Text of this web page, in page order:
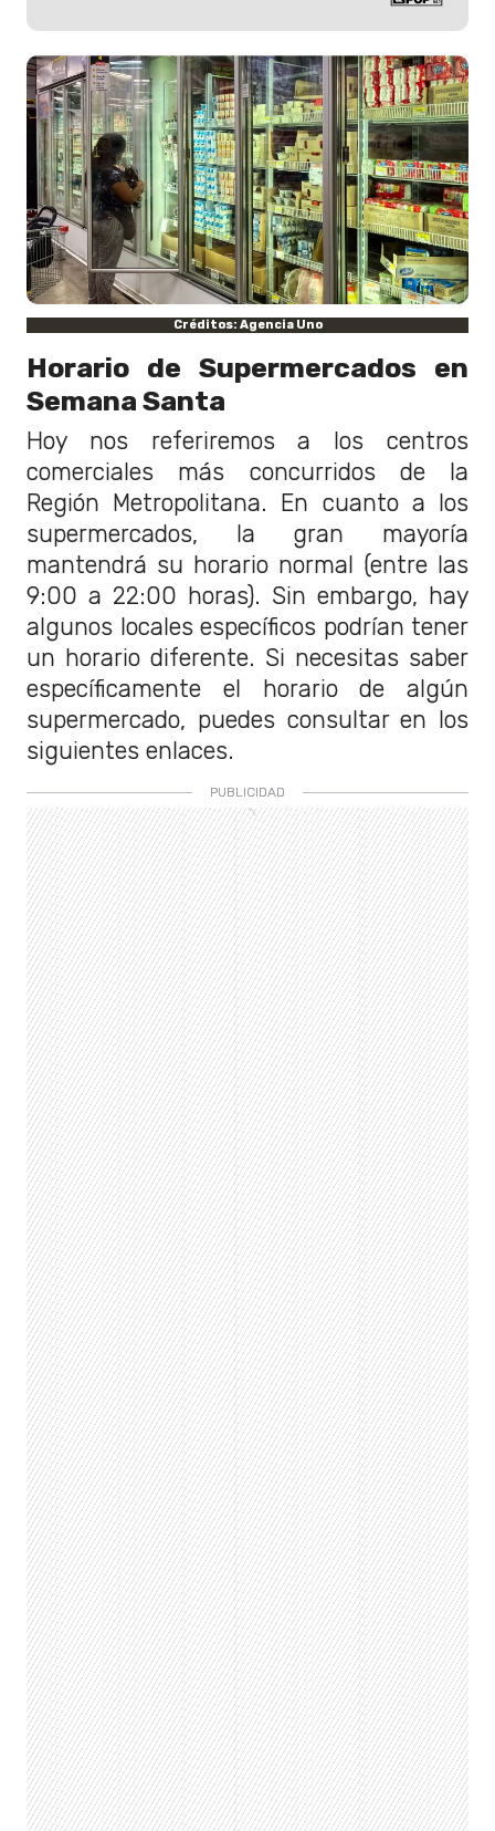
Créditos: Agencia Uno
Horario de Supermercados en
Semana Santa
Hoy nos referiremos a los centros
comerciales más concurridos de la
Región Metropolitana. En cuanto a los
supermercados, la gran mayoría
mantendrá su horario normal (entre las
9:00 a 22:00 horas). Sin embargo, hay
algunos locales específicos podrían tener
un horario diferente. Si necesitas saber
específicamente el horario de algún
supermercado, puedes consultar en los
siguientes enlaces.